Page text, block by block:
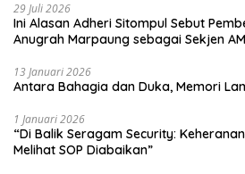
29 Juli 2026
Ini Alasan Adheri Sitompul Sebut
Anugrah Marpaung sebagai Sekjen
13 Januari 2026
Antara Bahagia dan Duka, Memori
1 Januari 2026
“Di Balik Seragam Security:
Melihat SOP Diabaikan”